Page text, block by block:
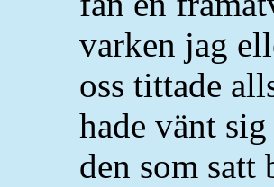
varken jag
oss tittade
hade vänt
den som satt